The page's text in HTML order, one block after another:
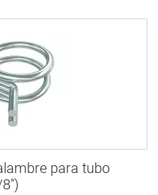
para tubo